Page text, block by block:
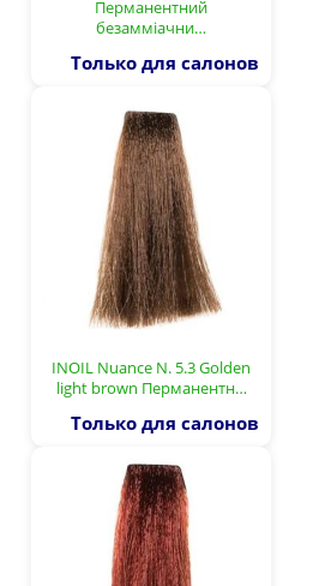
Перманентний
безамміачни…
Только для салонов
INOIL Nuance N. 5.3 Golden
light brown Перманентн…
Только для салонов